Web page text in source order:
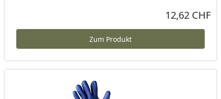
Aktueller Preis
12,62 CHF
Zum Produkt